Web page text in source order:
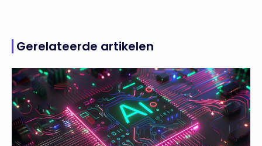
Gerelateerde artikelen